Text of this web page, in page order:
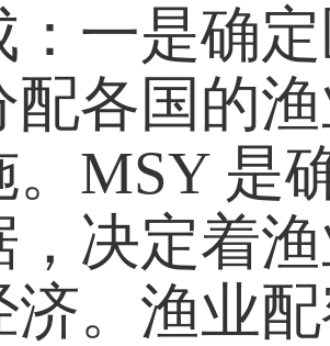
：一是确
配各国的
。MSY 是
，决定着
济。渔业